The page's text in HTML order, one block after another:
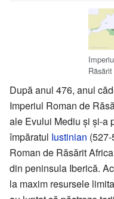
După anul 476, anul
Imperiul Roman de
ale Evului Mediu și și-a
împăratul Iustinian
Roman de Răsărit
din peninsula Iberică.
la maxim resursele